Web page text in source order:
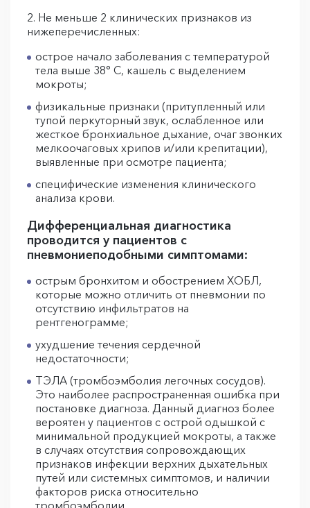
2. Не меньше 2 клинических признаков из
нижеперечисленных:
острое начало заболевания с температурой
тела выше 38° C, кашель с выделением
мокроты;
физикальные признаки (притупленный или
тупой перкуторный звук, ослабленное или
жесткое бронхиальное дыхание, очаг звонких
мелкоочаговых хрипов и/или крепитации),
выявленные при осмотре пациента;
специфические изменения клинического
анализа крови.
Дифференциальная диагностика
проводится у пациентов с
пневмониеподобными симптомами:
острым бронхитом и обострением ХОБЛ,
которые можно отличить от пневмонии по
отсутствию инфильтратов на
рентгенограмме;
ухудшение течения сердечной
недостаточности;
ТЭЛА (тромбоэмболия легочных сосудов).
Это наиболее распространенная ошибка при
постановке диагноза. Данный диагноз более
вероятен у пациентов с острой одышкой с
минимальной продукцией мокроты, а также
в случаях отсутствия сопровождающих
признаков инфекции верхних дыхательных
путей или системных симптомов, и наличии
факторов риска относительно
тромбоэмболии.